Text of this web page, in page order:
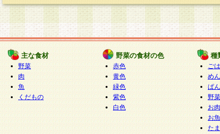
主な食材
野菜
肉
魚
くだもの
野菜の食材の色
赤色
黄色
緑色
紫色
白色
種
ご
めん
ぱん
野
お
お
た